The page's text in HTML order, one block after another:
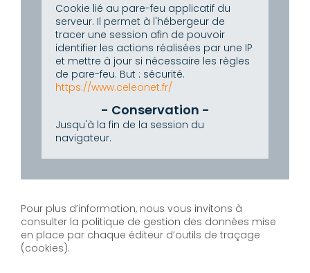
Cookie lié au pare-feu applicatif du
serveur. Il permet à l'hébergeur de
tracer une session afin de pouvoir
identifier les actions réalisées par une IP
et mettre à jour si nécessaire les règles
de pare-feu. But : sécurité.
https://www.celeonet.fr/
Jusqu'à la fin de la session du
navigateur.
Pour plus d’information, nous vous invitons à
consulter la politique de gestion des données mise
en place par chaque éditeur d’outils de traçage
(cookies).